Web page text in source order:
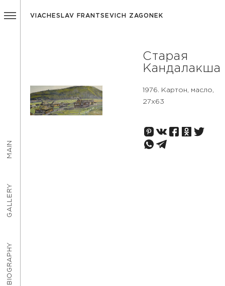
BIOGRAPHY
GALLERY
MAIN
VIACHESLAV FRANTSEVICH ZAGONEK
Старая
Кандалакша
1976. Картон, масло,
27x63